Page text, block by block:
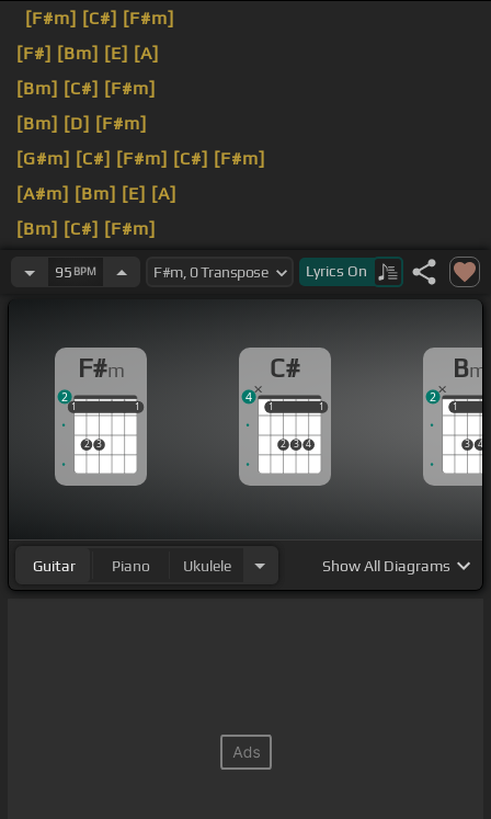
[F#m] [C#] [F#m]
[F#] [Bm] [E] [A]
[Bm] [C#] [F#m]
[Bm] [D] [F#m]
[G#m] [C#] [F#m] [C#] [F#m]
[A#m] [Bm] [E] [A]
[Bm] [C#] [F#m]
[Bm] [D] [F#m] [C#] [F#m]
95 BPM Lyrics On
F#m
1
2 3
1
1 1
2
C#
1
2 3 4
1
1 1
4
Bm
1
3 4
1
2
Guitar Piano Ukulele ShowAll Diagrams